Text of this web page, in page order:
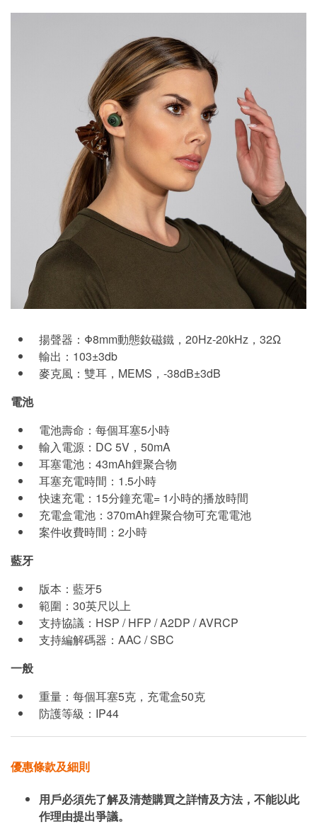
揚聲器：Φ8mm動態釹磁鐵，20Hz-20kHz，32Ω
輸出：103±3db
麥克風：雙耳，MEMS，-38dB±3dB
電池
電池壽命：每個耳塞5小時
輸入電源：DC 5V，50mA
耳塞電池：43mAh鋰聚合物
耳塞充電時間：1.5小時
快速充電：15分鐘充電= 1小時的播放時間
充電盒電池：370mAh鋰聚合物可充電電池
案件收費時間：2小時
藍牙
版本：藍牙5
範圍：30英尺以上
支持協議：HSP / HFP / A2DP / AVRCP
支持編解碼器：AAC / SBC
一般
重量：每個耳塞5克，充電盒50克
防護等級：IP44
優惠條款及細則
用戶必須先了解及清楚購買之詳情及方法，不能以此
作理由提出爭議。